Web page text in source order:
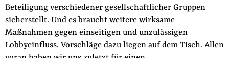
Beteiligung verschiedener gesellschaftlicher Gruppen
sicherstellt. Und es braucht weitere wirksame
Maßnahmen gegen einseitigen und unzulässigen
Lobbyeinfluss. Vorschläge dazu liegen auf dem Tisch. Allen